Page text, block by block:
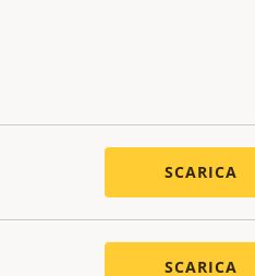
SCARICA
SCARICA